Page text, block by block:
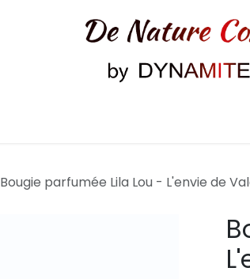
Bougie parfumée Lila Lou - L'envie de